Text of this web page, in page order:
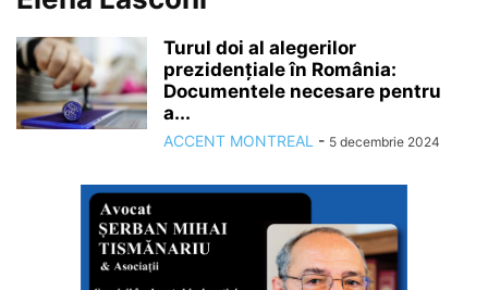
Turul doi al alegerilor
prezidențiale în România:
Documentele necesare pentru
a...
ACCENT MONTREAL - 5 decembrie 2024